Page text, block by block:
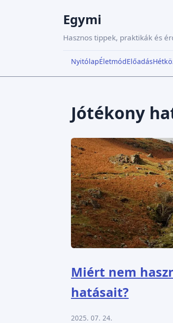
Egymi
Hasznos tippek, praktikák és
NyitólapÉletmódElőadás
Jótékony
Miért nem
hatásait?
2025. 07. 24.